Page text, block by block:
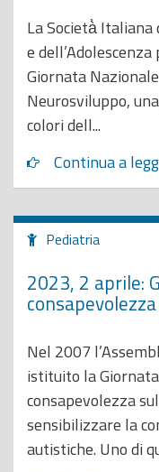
La Società̀
e
Giornata
Neurosviluppo,
colori dell...
Continua a
Pediatria
2023, 2 aprile:
Nel 2007
istituito la
consapevolezza
sensibilizzare la
autistiche. Uno di